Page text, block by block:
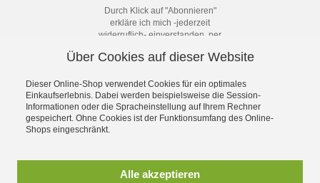
Durch Klick auf "Abonnieren"
erkläre ich mich -jederzeit
widerruflich- einverstanden, per
Abständen über Angebote und
Datenschutzerklärung mit weiteren
Details habe ich zur Kenntnis
genommen.
Abonnieren
Über Cookies auf dieser Website
Dieser Online-Shop verwendet Cookies für ein optimales
Einkaufserlebnis. Dabei werden beispielsweise die Session-
Informationen oder die Spracheinstellung auf Ihrem Rechner
gespeichert. Ohne Cookies ist der Funktionsumfang des Online-
Shops eingeschränkt.
Alle akzeptieren